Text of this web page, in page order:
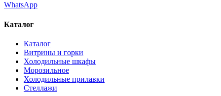
WhatsApp
Каталог
Каталог
Витрины и горки
Холодильные шкафы
Морозильное
Холодильные прилавки
Стеллажи